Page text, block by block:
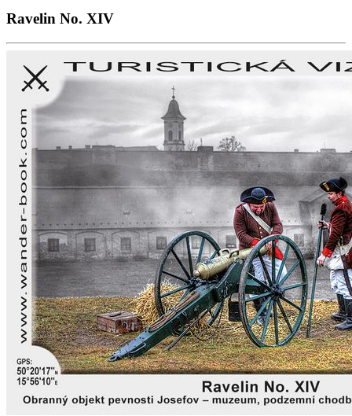
Ravelin No. XIV